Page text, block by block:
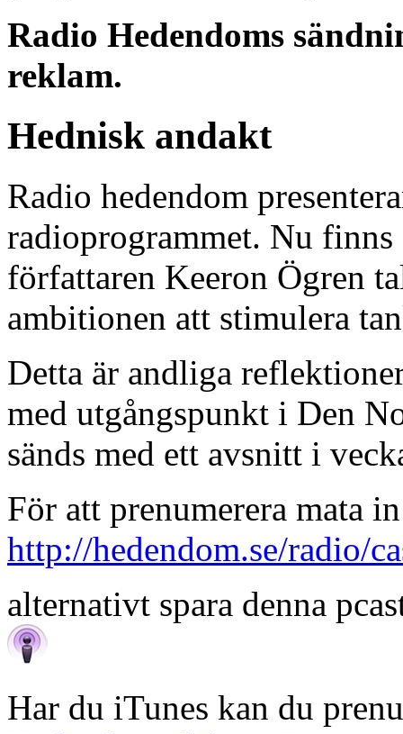
Radio Hedendoms
reklam.
Hednisk andakt
Radio hedendom
radioprogrammet. Nu
författaren Keeron Ögren
ambitionen att stimulera
Detta är andliga
med utgångspunkt i Den
sänds med ett avsnitt i
För att prenumerera mata
http://hedendom.se/radio/
alternativt spara denna
Har du iTunes kan du